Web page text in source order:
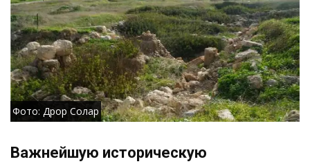
Фото: Дрор Солар
Важнейшую историческую